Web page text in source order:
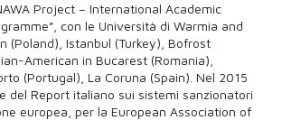
Project – International Academic
con le Università di Warmia and
(Poland), Istanbul (Turkey), Bofrost
American in Bucarest (Romania),
(Portugal), La Coruna (Spain). Nel 2015
del Report italiano sui sistemi sanzionatori
europea, per la European Association of